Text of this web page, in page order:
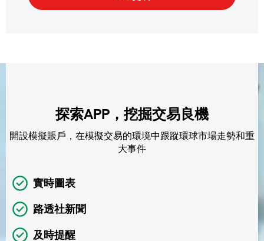
探索APP，挖掘交易良機
開設模擬賬戶，在模擬交易的環境中跟蹤環球市場走勢和重
大事件
實時圖表
路透社新聞
及時提醒